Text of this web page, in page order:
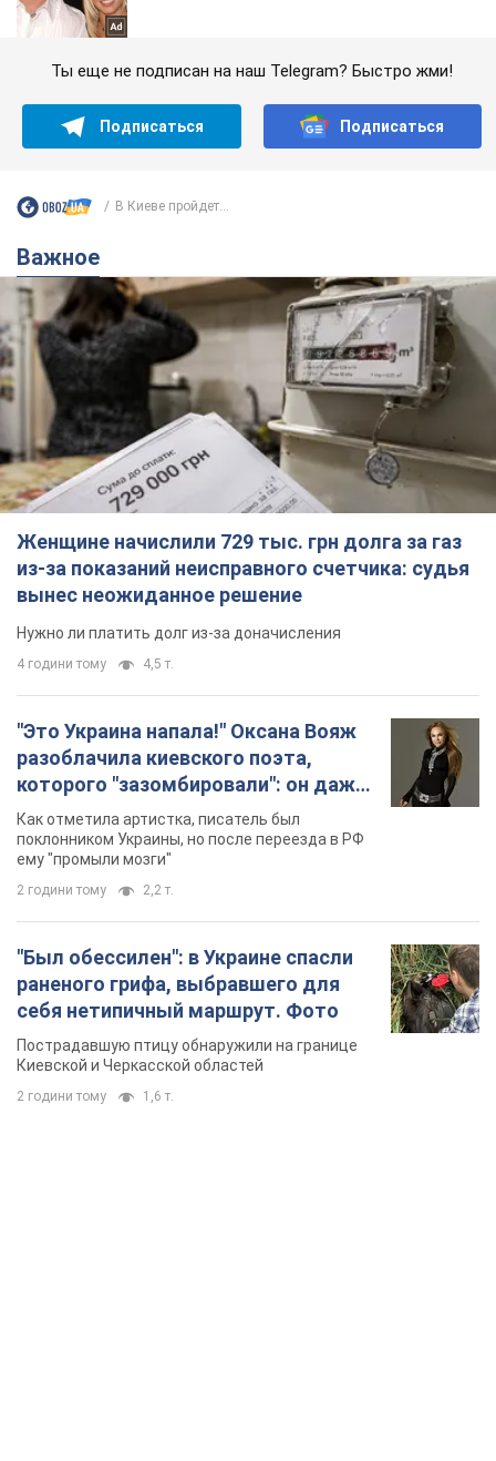
Ты еще не подписан на наш Telegram? Быстро жми!
Подписаться Подписаться
В Киеве пройдет...
Важное
Женщине начислили 729 тыс. грн долга за газ
из-за показаний неисправного счетчика: судья
вынес неожиданное решение
Нужно ли платить долг из-за доначисления
4 години тому 4,5 т.
"Это Украина напала!" Оксана Вояж
разоблачила киевского поэта,
которого "зазомбировали": он даже
русского не знал, а теперь хочет
геноцида украинцев
Как отметила артистка, писатель был
поклонником Украины, но после переезда в РФ
ему "промыли мозги"
2 години тому 2,2 т.
"Был обессилен": в Украине спасли
раненого грифа, выбравшего для
себя нетипичный маршрут. Фото
Пострадавшую птицу обнаружили на границе
Киевской и Черкасской областей
2 години тому 1,6 т.